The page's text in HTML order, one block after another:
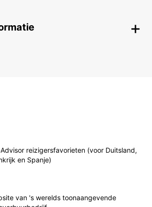
reizigersfavorieten (voor Duitsland,
en Spanje)
van 's werelds toonaangevende